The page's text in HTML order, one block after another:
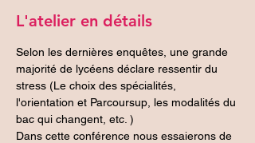
L'atelier en détails
Selon les dernières enquêtes, une grande
majorité de lycéens déclare ressentir du
stress (Le choix des spécialités,
l'orientation et Parcoursup, les modalités du
bac qui changent, etc. )
Dans cette conférence nous essaierons de